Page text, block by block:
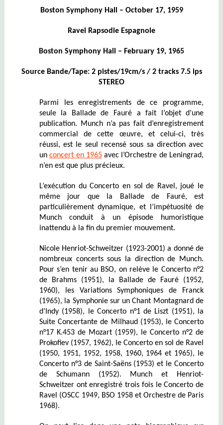
Boston Symphony Hall – October 17, 1959
Ravel Rapsodie Espagnole
Boston Symphony Hall – February 19, 1965
Source Bande/Tape: 2 pistes/19cm/s / 2 tracks 7.5 ips
STEREO
Parmi les enregistrements de ce programme,
seule la Ballade de Fauré a fait l’objet d’une
publication. Munch n’a pas fait d’enregistrement
commercial de cette œuvre, et celui-ci, très
réussi, est le seul recensé sous sa direction avec
unconcert en 1965avec l’Orchestre de Leningrad,
n’en est que plus précieux.
L’exécution du Concerto en sol de Ravel, joué le
même jour que la Ballade de Fauré, est
particulièrement dynamique, et l’impétuosité de
Munch conduit à un épisode humoristique
inattendu à la fin du premier mouvement.
Nicole Henriot-Schweitzer (1923-2001) a donné de
nombreux concerts sous la direction de Munch.
Pour s’en tenir au BSO, on relève le Concerto n°2
de Brahms (1951), la Ballade de Fauré (1952,
1960), les Variations Symphoniques de Franck
(1965), la Symphonie sur un Chant Montagnard de
d’Indy (1958), le Concerto n°1 de Liszt (1951), la
Suite Concertante de Milhaud (1953), le Concerto
n°17 K.453 de Mozart (1959), le Concerto n°2 de
Prokofiev (1957, 1962), le Concerto en sol de Ravel
(1950, 1951, 1952, 1958, 1960, 1964 et 1965), le
Concerto n°3 de Saint-Saëns (1953) et le Concerto
de Schumann (1952). Munch et Henriot-
Schweitzer ont enregistré trois fois le Concerto de
Ravel (OSCC 1949, BSO 1958 et Orchestre de Paris
1968).